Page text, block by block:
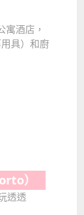
寓酒店，
具）和廚
）
透透